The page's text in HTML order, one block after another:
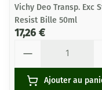
Vichy Deo Transp. Exc
Resist Bille 50ml
17,26 €
Ajouter au